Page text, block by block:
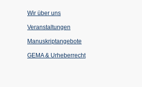
Wir über uns
Veranstaltungen
einem
Tab)
Manuskriptangebote
GEMA & Urheberrecht